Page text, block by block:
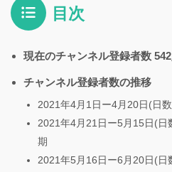
目次
現在のチャンネル登録者数 542
チャンネル登録者数の推移
2021年4月1日ー4月20日(日
2021年4月21日ー5月15日(
期
2021年5月16日ー6月20日(